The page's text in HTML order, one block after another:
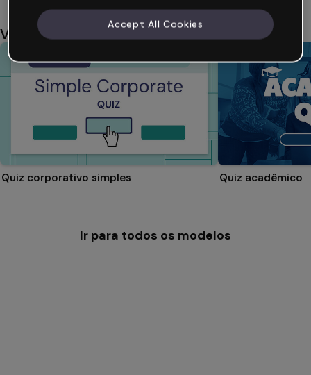
Você também pode gostar
Quiz corporativo simples Quiz acadêmico
Ir para todos os modelos
Accept All Cookies